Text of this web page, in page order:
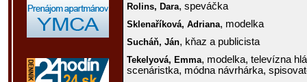
Rolins, Dara, speváčka
Sklenaříková, Adriana, modelka
Sucháň, Ján, kňaz a publicista
Tekelyová, Emma, modelka, televízna
scenáristka, módna návrhárka,